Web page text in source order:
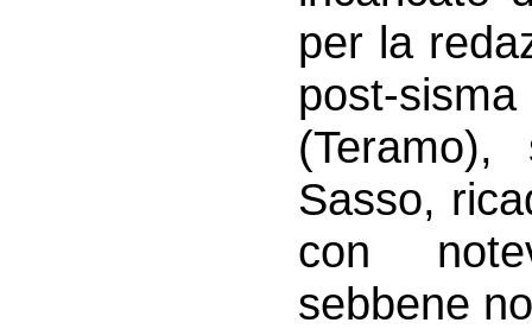
per la
post-
Sasso,
con
sebbene